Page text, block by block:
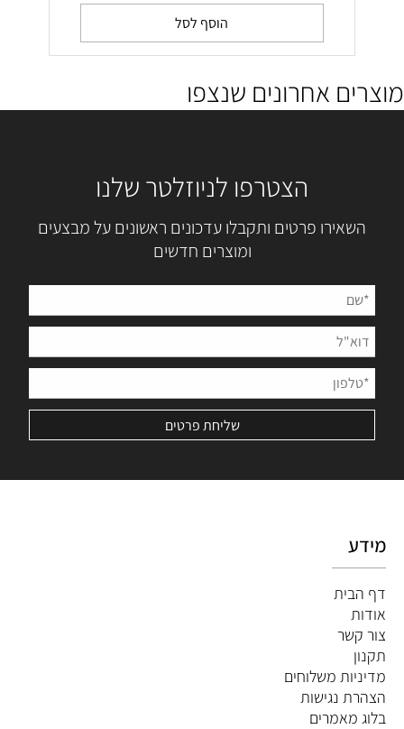
הוסף לסל
מוצרים אחרונים שנצפו
הצטרפו לניוזלטר שלנו
השאירו פרטים ותקבלו עדכונים ראשונים על מבצעים
ומוצרים חדשים
מידע
דף הבית
אודות
צור קשר
תקנון
מדיניות משלוחים
הצהרת נגישות
בלוג מאמרים